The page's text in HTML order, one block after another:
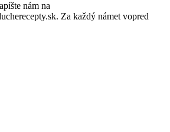
nám na
Za každý námet vopred